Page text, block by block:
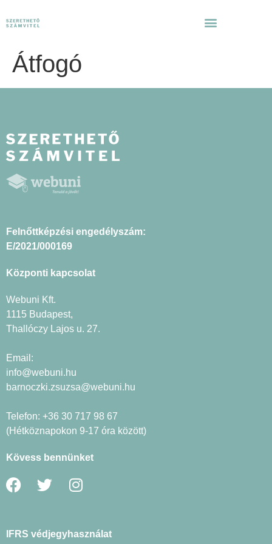
Átfogó
Felnőttképzési engedélyszám:
E/2021/000169
Központi kapcsolat
Webuni Kft.
1115 Budapest,
Thallóczy Lajos u. 27.
Email:
info@webuni.hu
barnoczki.zsuzsa@webuni.hu
Telefon: +36 30 717 98 67
(Hétköznapokon 9-17 óra között)
Kövess bennünket
IFRS védjegyhasználat